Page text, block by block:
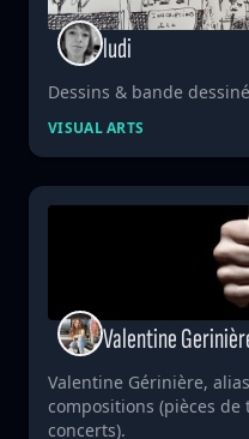
ludi
Dessins & bande
VISUAL ARTS
Valentine
Valentine Gérinière,
compositions (pièces de
concerts).